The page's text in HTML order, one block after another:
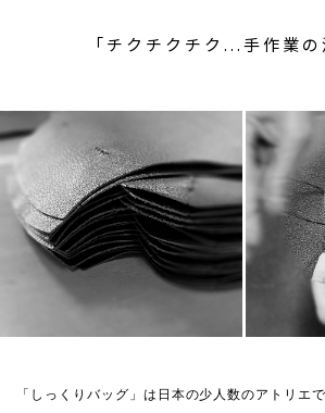
「チクチクチク...手作業の
「しっくりバッグ」は日本の少人数のアトリエ